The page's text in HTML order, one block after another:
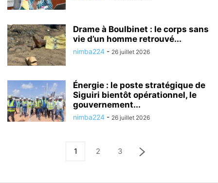
Drame à Boulbinet : le corps sans
vie d’un homme retrouvé...
nimba224 - 26 juillet 2026
Énergie : le poste stratégique de
Siguiri bientôt opérationnel, le
gouvernement...
nimba224 - 26 juillet 2026
1 2 3